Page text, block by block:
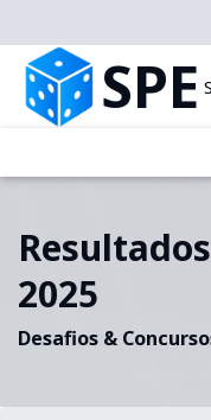
SPE
2025
Desafios &